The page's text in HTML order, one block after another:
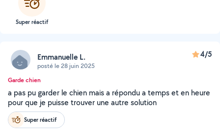
Super réactif
Emmanuelle L.
posté le 28 juin 2025
4/5
Garde chien
a pas pu garder le chien mais a répondu a temps et en heure
pour que je puisse trouver une autre solution
Super réactif